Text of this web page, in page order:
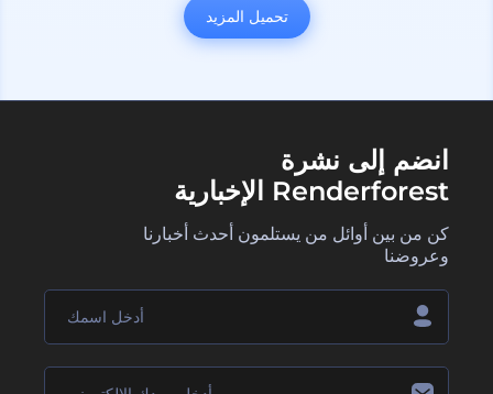
تحميل المزيد
انضم إلى نشرة
Renderforest الإخبارية
كن من بين أوائل من يستلمون أحدث أخبارنا
وعروضنا